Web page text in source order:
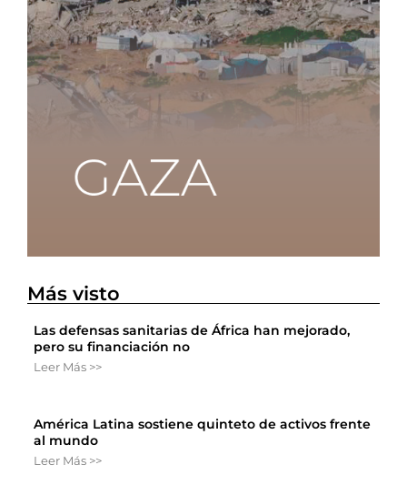
Más visto
Las defensas sanitarias de África han mejorado,
pero su financiación no
Leer Más >>
América Latina sostiene quinteto de activos frente
al mundo
Leer Más >>